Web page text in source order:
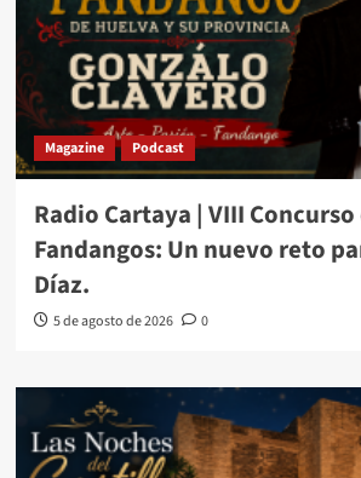
Magazine Podcast
Radio Cartaya | VIII Concurso
Fandangos: Un nuevo reto
Díaz.
5 de agosto de 2026 0